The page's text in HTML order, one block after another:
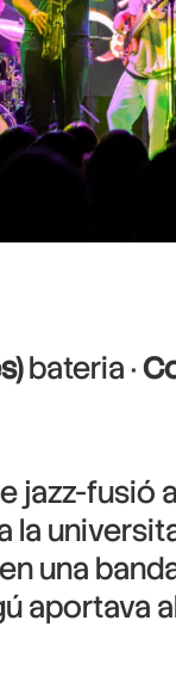
bateria ·
jazz-fusió
la
una
aportava